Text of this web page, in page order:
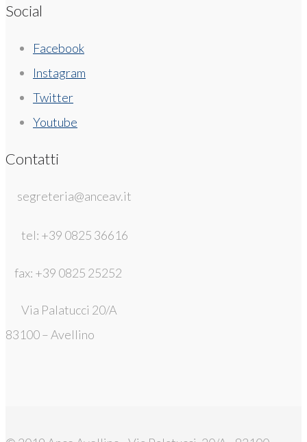
Social
Facebook
Instagram
Twitter
Youtube
Contatti
segreteria@anceav.it
tel: +39 0825 36616
fax: +39 0825 25252
Via Palatucci 20/A
83100 – Avellino